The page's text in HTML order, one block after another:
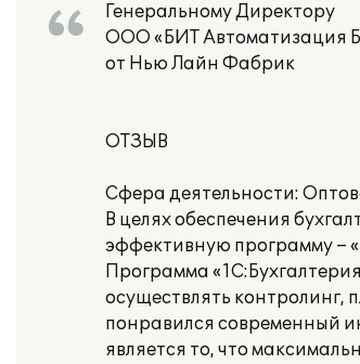
Генеральному Директору
ООО «БИТ Автоматизация
от Нью Лайн Фабрик
ОТЗЫВ
Сфера деятельности:
В целях обеспечения
эффективную программу –
Программа
осуществлять контролинг,
понравился современный
является то, что